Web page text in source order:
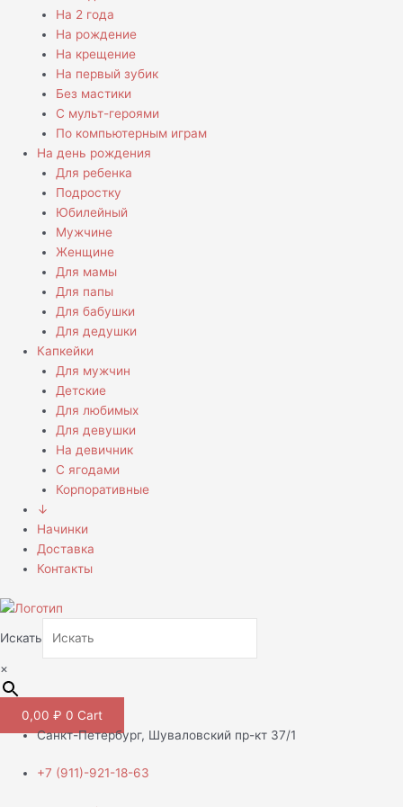
На 2 года
На рождение
На крещение
На первый зубик
Без мастики
С мульт-героями
По компьютерным играм
На день рождения
Для ребенка
Подростку
Юбилейный
Мужчине
Женщине
Для мамы
Для папы
Для бабушки
Для дедушки
Капкейки
Для мужчин
Детские
Для любимых
Для девушки
На девичник
С ягодами
Корпоративные
↓
Начинки
Доставка
Контакты
Искать
×
0,00 ₽ 0 Cart
Санкт-Петербург, Шуваловский пр-кт 37/1
+7 (911)-921-18-63